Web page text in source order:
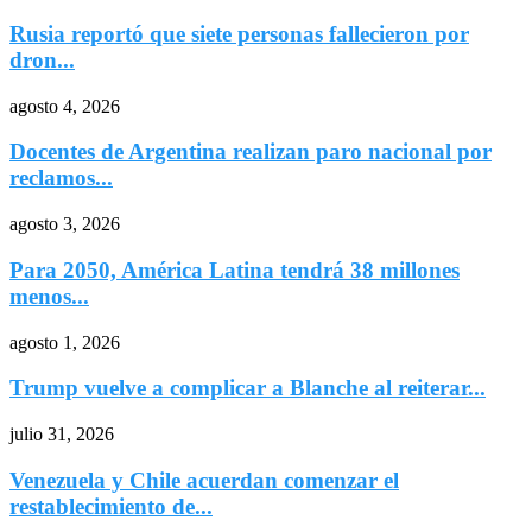
Rusia reportó que siete personas fallecieron por
dron...
agosto 4, 2026
Docentes de Argentina realizan paro nacional por
reclamos...
agosto 3, 2026
Para 2050, América Latina tendrá 38 millones
menos...
agosto 1, 2026
Trump vuelve a complicar a Blanche al reiterar...
julio 31, 2026
Venezuela y Chile acuerdan comenzar el
restablecimiento de...